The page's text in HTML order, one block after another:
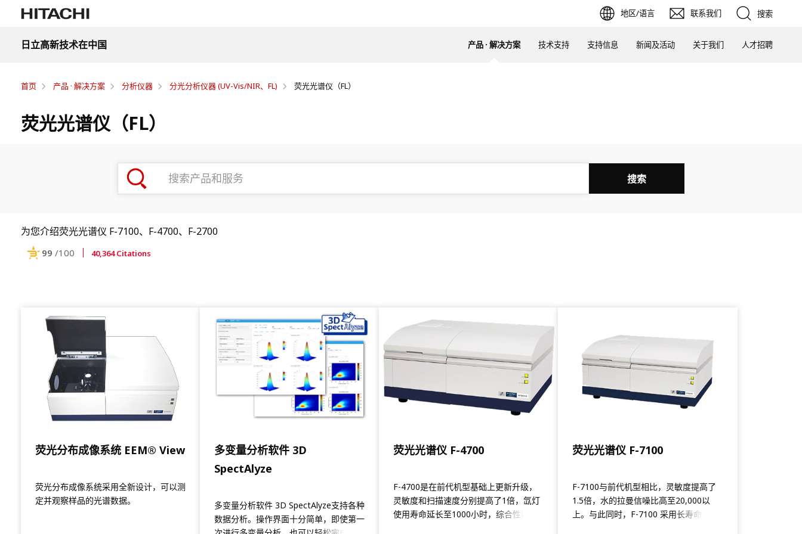
地区/语言 联系我们 搜索
日立高新技术在中国 产品 · 解决方案 技术支持 支持信息 新闻及活动 关于我们 人才招聘
首页 产品 · 解决方案 分析仪器 分光分析仪器 (UV-Vis/NIR、FL) 荧光光谱仪（FL）
荧光光谱仪（FL）
为您介绍荧光光谱仪 F-7100、F-4700、F-2700
99 /100 40,364 Citations
荧光分布成像系统 EEM® View
荧光分布成像系统采用全新设计，可以测
定并观察样品的光谱数据。
多变量分析软件 3D
SpectAlyze
多变量分析软件 3D SpectAlyze支持各种
数据分析。操作界面十分简单，即使第一
荧光光谱仪 F-4700
F-4700是在前代机型基础上更新升级，
灵敏度和扫描速度分别提高了1倍，氙灯
使用寿命延长至1000小时，综合性能得
荧光光谱仪 F-7100
F-7100与前代机型相比，灵敏度提高了
1.5倍，水的拉曼信噪比高至20,000以
上。与此同时，F-7100 采用长寿命氙